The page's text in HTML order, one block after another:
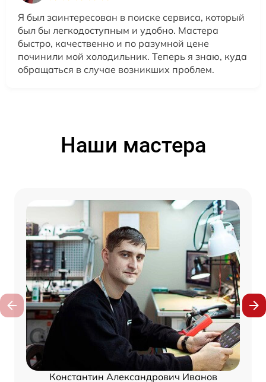
Я был заинтересован в поиске сервиса, который
был бы легкодоступным и удобно. Мастера
быстро, качественно и по разумной цене
починили мой холодильник. Теперь я знаю, куда
обращаться в случае возникших проблем.
Наши мастера
Константин Александрович Иванов